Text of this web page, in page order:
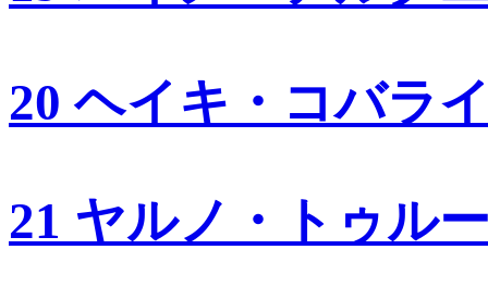
20 ヘイキ・コバラ
21 ヤルノ・トゥル